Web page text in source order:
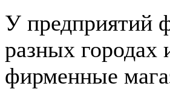
У предприятий
разных городах
фирменные